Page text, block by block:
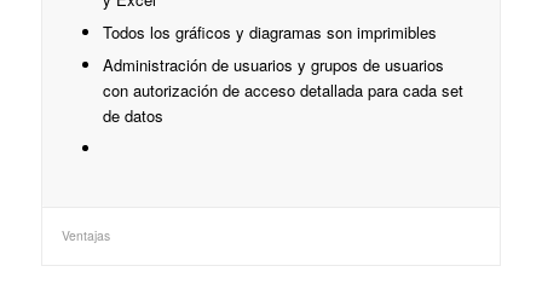
Todos los gráficos y diagramas son imprimibles
Administración de usuarios y grupos de usuarios
con autorización de acceso detallada para cada set
de datos
Ventajas